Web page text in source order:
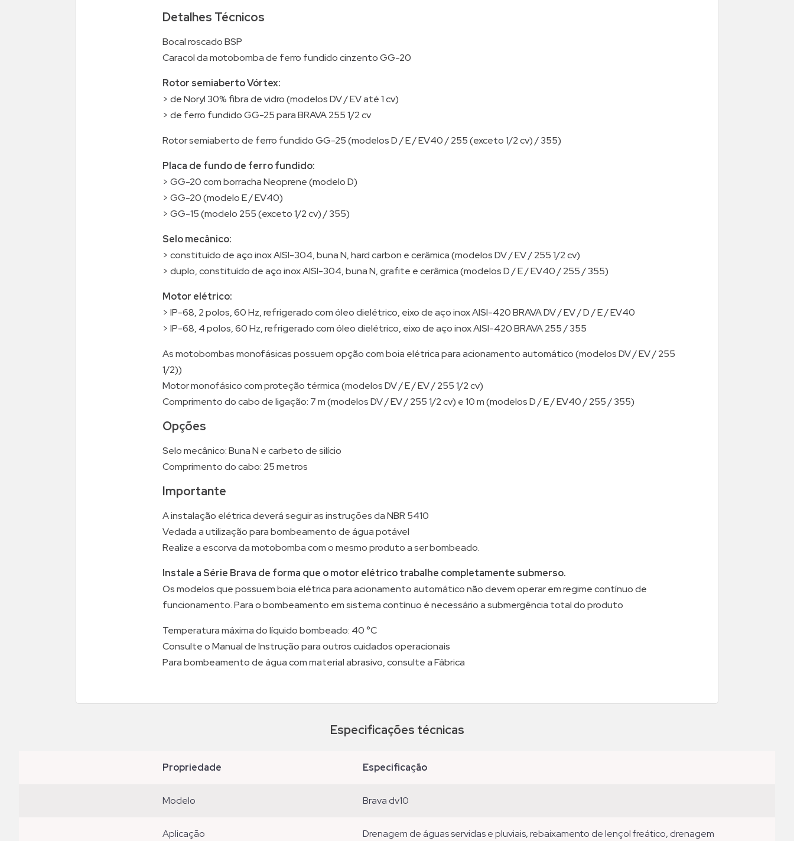
Detalhes Técnicos
Bocal roscado BSP
Caracol da motobomba de ferro fundido cinzento GG-20
Rotor semiaberto Vórtex:
> de Noryl 30% fibra de vidro (modelos DV / EV até 1 cv)
> de ferro fundido GG-25 para BRAVA 255 1/2 cv
Rotor semiaberto de ferro fundido GG-25 (modelos D / E / EV40 / 255 (exceto 1/2 cv) / 355)
Placa de fundo de ferro fundido:
> GG-20 com borracha Neoprene (modelo D)
> GG-20 (modelo E / EV40)
> GG-15 (modelo 255 (exceto 1/2 cv) / 355)
Selo mecânico:
> constituído de aço inox AISI-304, buna N, hard carbon e cerâmica (modelos DV / EV / 255 1/2 cv)
> duplo, constituído de aço inox AISI-304, buna N, grafite e cerâmica (modelos D / E / EV40 / 255 / 355)
Motor elétrico:
> IP-68, 2 polos, 60 Hz, refrigerado com óleo dielétrico, eixo de aço inox AISI-420 BRAVA DV / EV / D / E / EV40
> IP-68, 4 polos, 60 Hz, refrigerado com óleo dielétrico, eixo de aço inox AISI-420 BRAVA 255 / 355
As motobombas monofásicas possuem opção com boia elétrica para acionamento automático (modelos DV / EV / 255
1/2))
Motor monofásico com proteção térmica (modelos DV / E / EV / 255 1/2 cv)
Comprimento do cabo de ligação: 7 m (modelos DV / EV / 255 1/2 cv) e 10 m (modelos D / E / EV40 / 255 / 355)
Opções
Selo mecânico: Buna N e carbeto de silício
Comprimento do cabo: 25 metros
Importante
A instalação elétrica deverá seguir as instruções da NBR 5410
Vedada a utilização para bombeamento de água potável
Realize a escorva da motobomba com o mesmo produto a ser bombeado.
Instale a Série Brava de forma que o motor elétrico trabalhe completamente submerso.
Os modelos que possuem boia elétrica para acionamento automático não devem operar em regime contínuo de
funcionamento. Para o bombeamento em sistema contínuo é necessário a submergência total do produto
Temperatura máxima do líquido bombeado: 40 °C
Consulte o Manual de Instrução para outros cuidados operacionais
Para bombeamento de água com material abrasivo, consulte a Fábrica
Especificações técnicas
propriedade especificação
modelo brava dv10
aplicação
drenagem de águas servidas e pluviais, rebaixamento de lençol freático, drenagem